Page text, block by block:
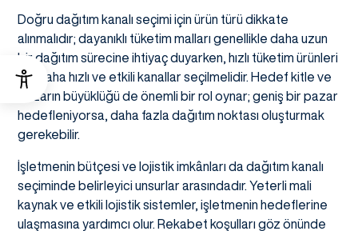
Doğru dağıtım kanalı seçimi için ürün türü dikkate
alınmalıdır; dayanıklı tüketim malları genellikle daha uzun
bir dağıtım sürecine ihtiyaç duyarken, hızlı tüketim ürünleri
için daha hızlı ve etkili kanallar seçilmelidir. Hedef kitle ve
pazarın büyüklüğü de önemli bir rol oynar; geniş bir pazar
hedefleniyorsa, daha fazla dağıtım noktası oluşturmak
gerekebilir.
İşletmenin bütçesi ve lojistik imkânları da dağıtım kanalı
seçiminde belirleyici unsurlar arasındadır. Yeterli mali
kaynak ve etkili lojistik sistemler, işletmenin hedeflerine
ulaşmasına yardımcı olur. Rekabet koşulları göz önünde